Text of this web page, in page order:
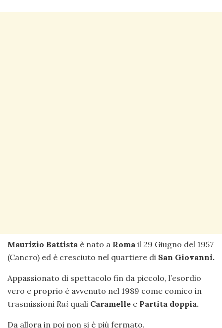
Maurizio Battista è nato a Roma il 29 Giugno del 1957
(Cancro) ed è cresciuto nel quartiere di San Giovanni.
Appassionato di spettacolo fin da piccolo, l’esordio
vero e proprio è avvenuto nel 1989 come comico in
trasmissioni Rai quali Caramelle e Partita doppia.
Da allora in poi non si è più fermato.